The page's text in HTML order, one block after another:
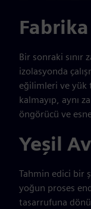
Bir sonraki
izolasyonda
eğilimleri ve yük
kalmayıp, aynı
öngörücü ve
Yeşil
Tahmin edici bir
yoğun proses
tasarrufuna